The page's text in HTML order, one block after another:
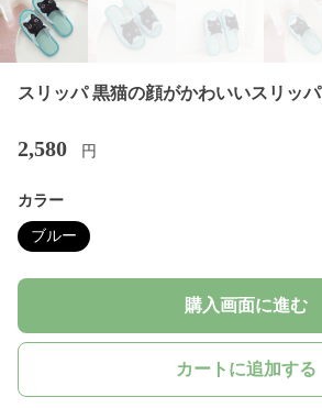
スリッパ 黒猫の顔がかわいいスリッパ
2,580 円
カラー
ブルー
購入画面に進む
カートに追加する